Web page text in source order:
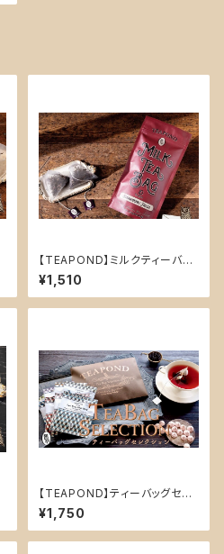
【TEAPOND】ミルクティーバッ
グ スタンドバック 10個入(ストロ
ベリーフィールズ)
¥1,510
【TEAPOND】ティーバッグセレ
クション
¥1,750